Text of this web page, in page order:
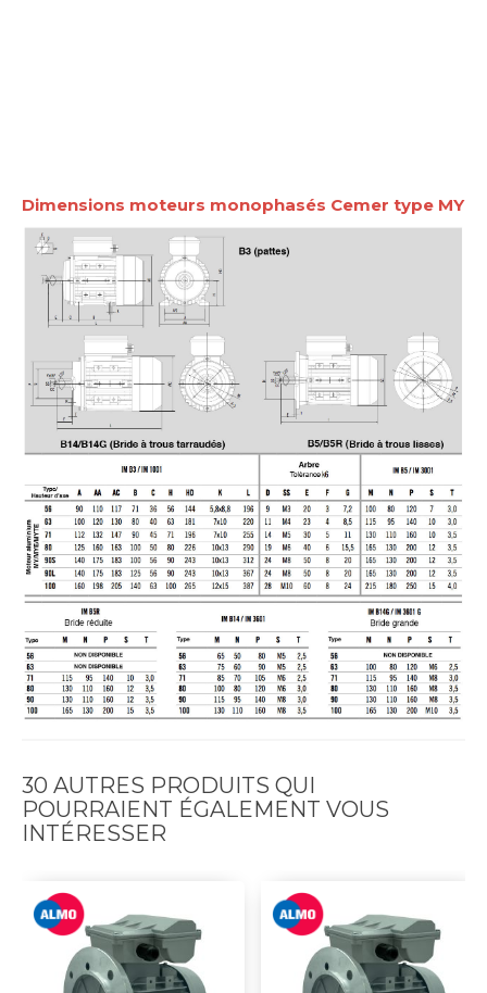
Dimensions moteurs monophasés Cemer type MY
30 AUTRES PRODUITS QUI
POURRAIENT ÉGALEMENT VOUS
INTÉRESSER